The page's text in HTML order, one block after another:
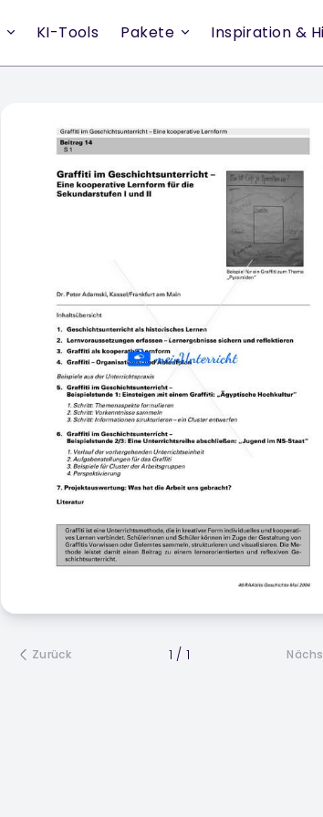
KI-Tools Pakete Inspiration &
Zurück 1 / 1